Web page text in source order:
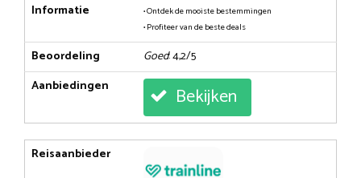
Informatie
• Ontdek de mooiste bestemmingen
• Profiteer van de beste deals
Beoordeling Goed: 4,2/5
Aanbiedingen
Bekijken
Reisaanbieder